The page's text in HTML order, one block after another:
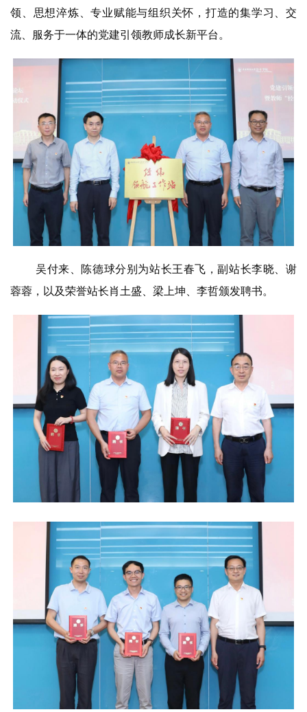
领、思想淬炼、专业赋能与组织关怀，打造的集学习、交
流、服务于一体的党建引领教师成长新平台。
吴付来、陈德球分别为站长王春飞，副站长李晓、谢
蓉蓉，以及荣誉站长肖土盛、梁上坤、李哲颁发聘书。